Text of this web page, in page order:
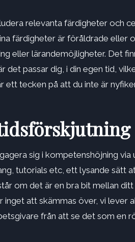
relevanta färdigheter och
färdigheter är föråldrade eller
eller lärandemöjligheter. Det
det passar dig, i din egen tid,
ett tecken på att du inte är
sig i kompetenshöjning via
tutorials etc, ett lysande sätt
om det är en bra bit mellan
inget att skämmas över, vi lever
från att se det som en